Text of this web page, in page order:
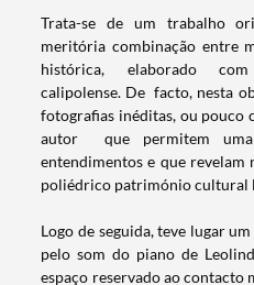
Termo de Pesquisa
Categorias gerais
Trata-se de um trabalho
meritória combinação entre
histórica, elaborado
calipolense. De facto, nesta
fotografias inéditas, ou pouco
autor que permitem
entendimentos e que revelam
poliédrico património cultural
Logo de seguida, teve lugar
pelo som do piano de
espaço reservado ao